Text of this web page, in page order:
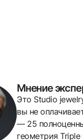
142
6
Мнение
Это Studio
вы не
— 25
геометрия